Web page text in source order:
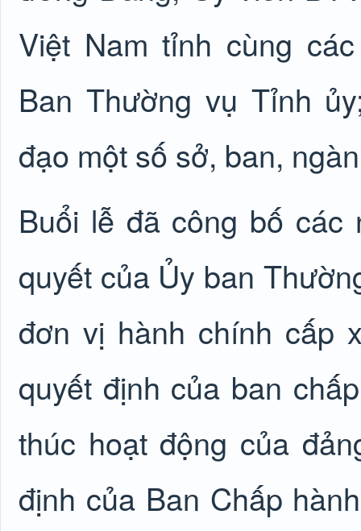
Việt Nam tỉnh cùng
Ban Thường vụ Tỉnh
đạo một số sở, ban,
Buổi lễ đã công bố các
quyết của Ủy ban
đơn vị hành chính cấp
quyết định của ban
thúc hoạt động của
định của Ban Chấp